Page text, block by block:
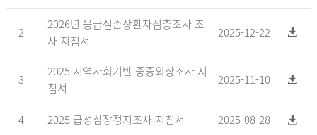
2
2026년 응급실손상환자심층조사 조
사 지침서
2025-12-22
3
2025 지역사회기반 중증외상조사 지
침서
2025-11-10
4 2025 급성심장정지조사 지침서 2025-08-28